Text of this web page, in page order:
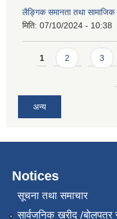
लैङ्गिक समानता तथा सामाजिक
मिति: 07/10/2024 - 10:38
Pages
1 2 3
अन्य
Notices
सूचना तथा समाचार
सार्वजनिक खरीद /बोलपत्र